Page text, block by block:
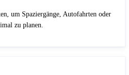
um Spaziergänge, Autofahrten oder
zu planen.